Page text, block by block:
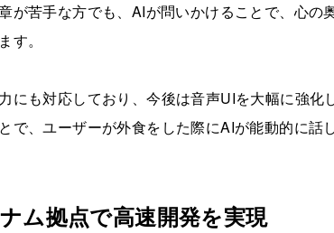
が苦手な方でも、AIが問いかけることで、心の
す。
にも対応しており、今後は音声UIを大幅に強化
で、ユーザーが外食をした際にAIが能動的に話
ム拠点で高速開発を実現